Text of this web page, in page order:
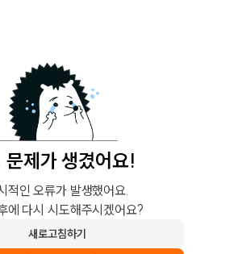
문제가 생겼어요!
적인 오류가 발생했어요.
에 다시 시도해주시겠어요?
새로고침하기